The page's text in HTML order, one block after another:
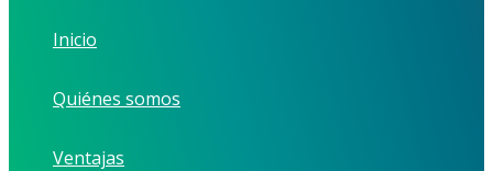
Inicio
Quiénes somos
Ventajas